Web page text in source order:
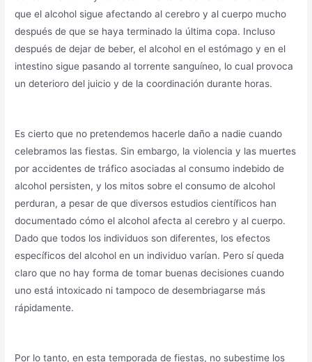
que el alcohol sigue afectando al cerebro y al cuerpo mucho
después de que se haya terminado la última copa. Incluso
después de dejar de beber, el alcohol en el estómago y en el
intestino sigue pasando al torrente sanguíneo, lo cual provoca
un deterioro del juicio y de la coordinación durante horas.
Es cierto que no pretendemos hacerle daño a nadie cuando
celebramos las fiestas. Sin embargo, la violencia y las muertes
por accidentes de tráfico asociadas al consumo indebido de
alcohol persisten, y los mitos sobre el consumo de alcohol
perduran, a pesar de que diversos estudios científicos han
documentado cómo el alcohol afecta al cerebro y al cuerpo.
Dado que todos los individuos son diferentes, los efectos
específicos del alcohol en un individuo varían. Pero sí queda
claro que no hay forma de tomar buenas decisiones cuando
uno está intoxicado ni tampoco de desembriagarse más
rápidamente.
Por lo tanto, en esta temporada de fiestas, no subestime los